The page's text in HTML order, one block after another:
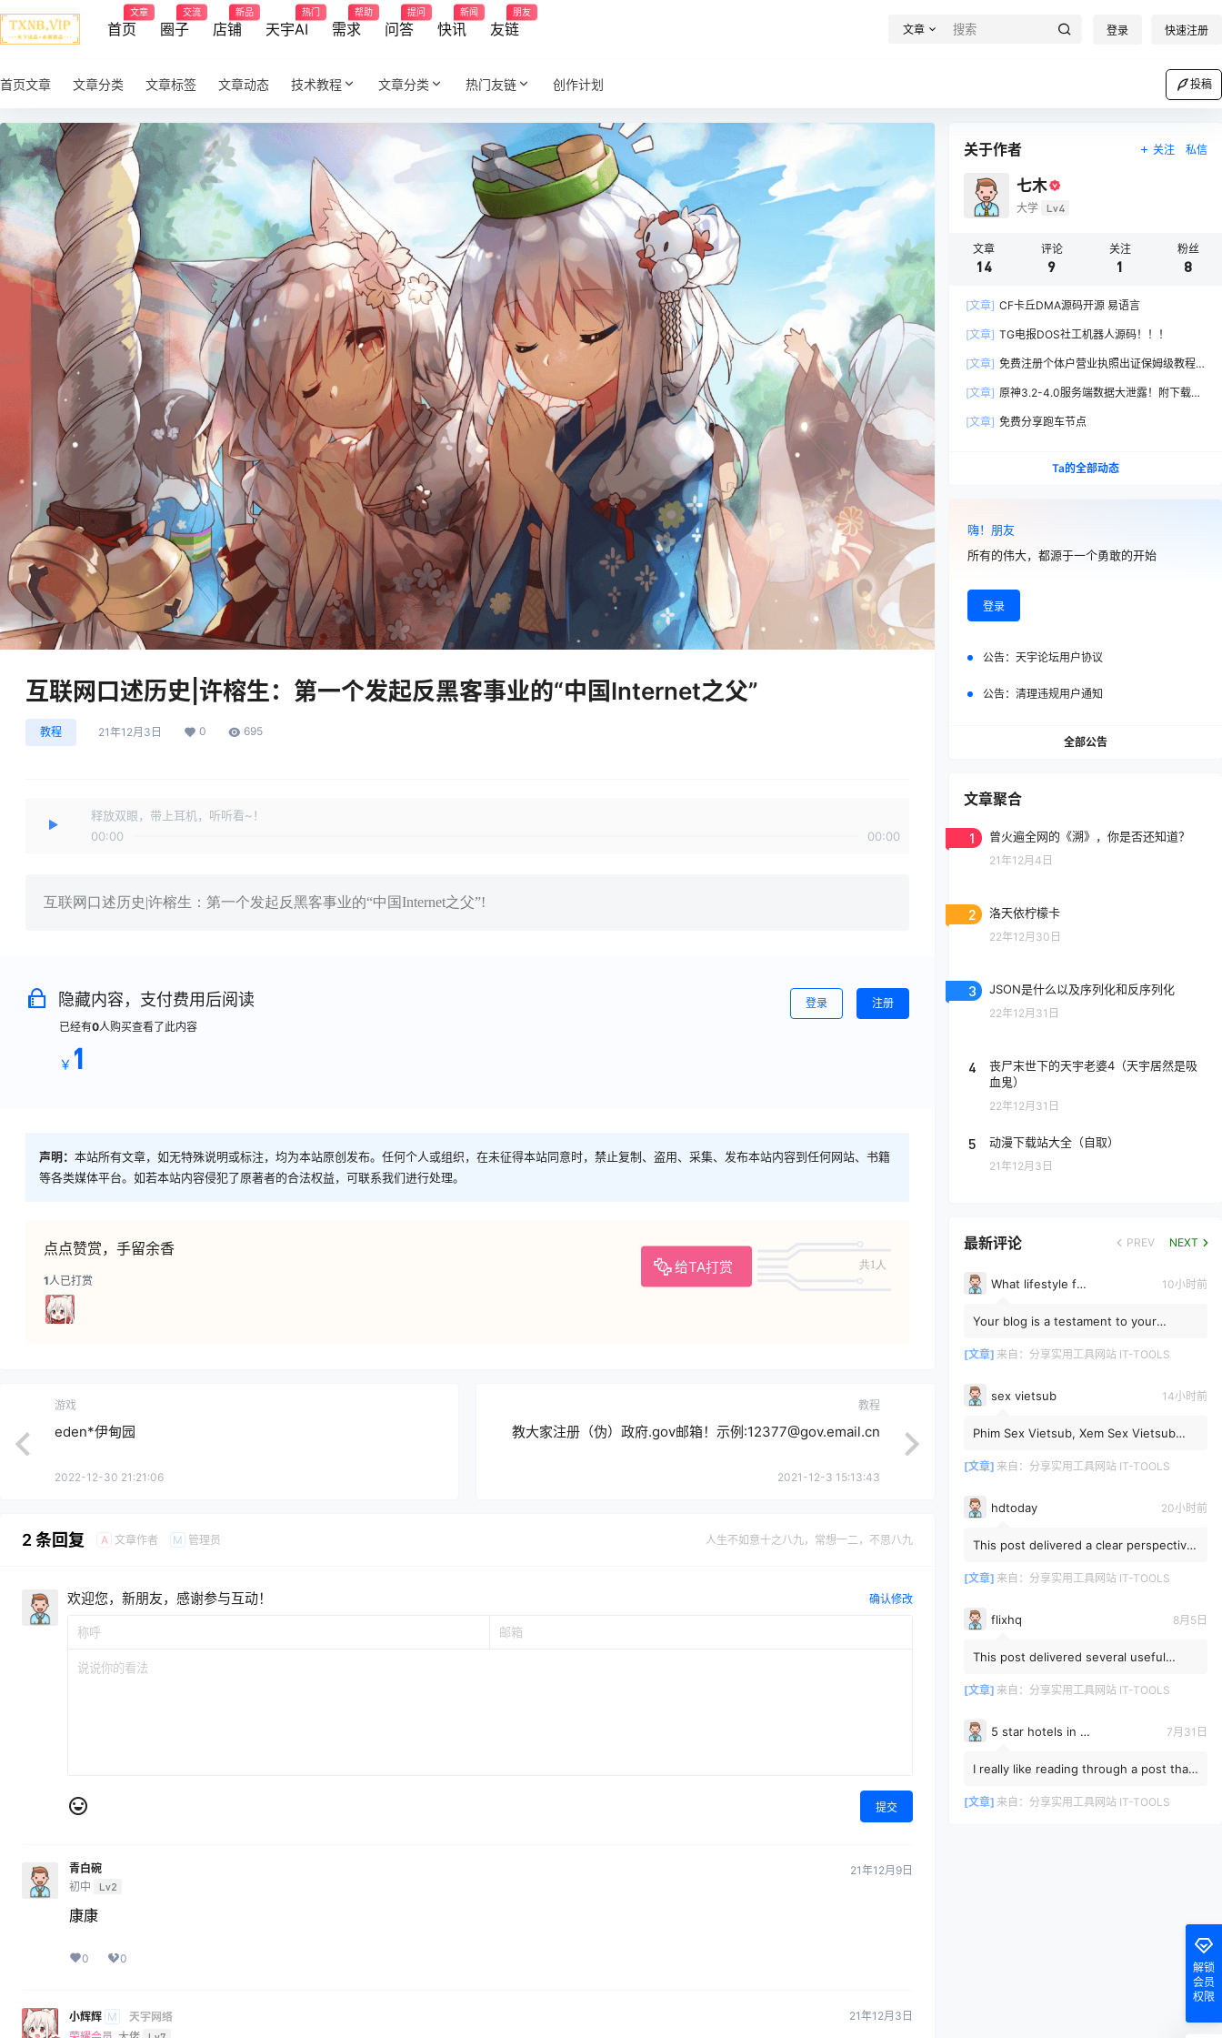
首页
文章
圈子
交流
店铺
新品
天宇AI
热门
需求
帮助
问答
提问
快讯
新闻
友链
朋友
文章 登录 快速注册
首页文章 文章分类 文章标签 文章动态 技术教程 文章分类 热门友链 创作计划 投稿
互联网口述历史|许榕生：第一个发起反黑客事业的“中国Internet之父”
教程 21年12月3日 0 695
释放双眼，带上耳机，听听看~！
00:00
00:00
互联网口述历史|许榕生：第一个发起反黑客事业的“中国Internet之父”!
隐藏内容，支付费用后阅读
已经有0人购买查看了此内容
￥ 1
登录 注册
声明： 本站所有文章，如无特殊说明或标注，均为本站原创发布。任何个人或组织，在未征得本站同意时，禁止复制、盗用、采集、发布本站内容到任何网站、书籍
等各类媒体平台。如若本站内容侵犯了原著者的合法权益，可联系我们进行处理。
点点赞赏，手留余香
给TA打赏 共1人
1人已打赏
游戏
eden*伊甸园
2022-12-30 21:21:06
教程
教大家注册（伪）政府.gov邮箱！示例:12377@gov.email.cn
2021-12-3 15:13:43
2 条回复 A 文章作者 M 管理员 人生不如意十之八九，常想一二，不思八九
欢迎您，新朋友，感谢参与互动！ 确认修改
提交
青白碗
初中
Lv2
21年12月9日
康康
0 0
小辉辉 M
天宇网络
21年12月3日
关于作者 关注 私信
七木
大学 Lv4
文章
14
评论
9
关注
1
粉丝
8
[文章] CF卡丘DMA源码开源 易语言
[文章] TG电报DOS社工机器人源码！！！
[文章] 免费注册个体户营业执照出证保姆级教程
[文章] 原神3.2-4.0服务端数据大泄露！附下载地
[文章] 免费分享跑车节点
Ta的全部动态
嗨！朋友
所有的伟大，都源于一个勇敢的开始
登录
公告： 天宇论坛用户协议
公告： 清理违规用户通知
全部公告
文章聚合
1 曾火遍全网的《溯》，你是否还知道？
21年12月4日
2 洛天依柠檬卡
22年12月30日
3 JSON是什么以及序列化和反序列化
22年12月31日
4
丧尸末世下的天宇老婆4（天宇居然是吸
血鬼）
22年12月31日
5 动漫下载站大全（自取）
21年12月3日
最新评论 PREV NEXT
What lifestyle factors weaken immunity 10小时前
Your blog is a testament to your
commitment to excellence is evide...
[文章] 来自： 分享实用工具网站 IT-TOOLS
sex vietsub 14小时前
Phim Sex Vietsub, Xem Sex Vietsub
[文章] 来自： 分享实用工具网站 IT-TOOLS
hdtoday 20小时前
This post delivered a clear perspective
I look forward to ...
[文章] 来自： 分享实用工具网站 IT-TOOLS
flixhq 8月5日
This post delivered several useful
and I look forward to rea...
[文章] 来自： 分享实用工具网站 IT-TOOLS
5 star hotels in istanbul bosphorus 7月31日
I really like reading through a post that
thank you for allow...
[文章] 来自： 分享实用工具网站 IT-TOOLS
解锁
会员
权限